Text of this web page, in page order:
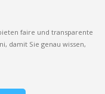
faire und transparente
damit Sie genau wissen,